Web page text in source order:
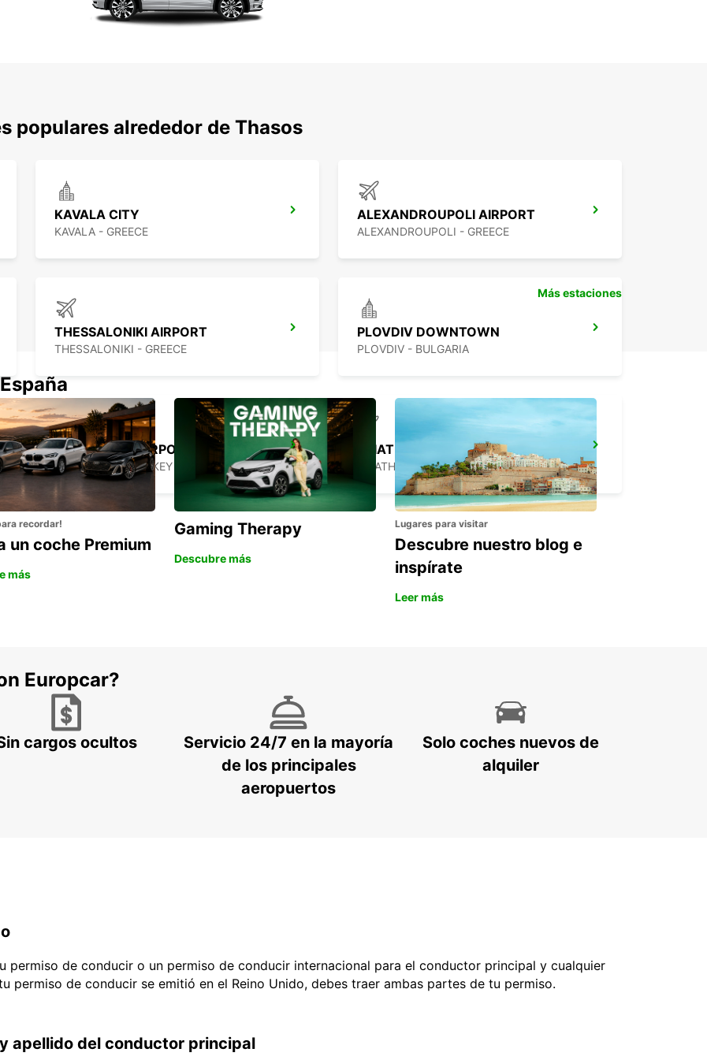
populares alrededor de Thasos
KAVALA CITY
KAVALA - GREECE
ALEXANDROUPOLI AIRPORT
ALEXANDROUPOLI - GREECE
THESSALONIKI AIRPORT
THESSALONIKI - GREECE
PLOVDIV DOWNTOWN
PLOVDIV - BULGARIA
CANAKKALE AIRPORT
CANAKKALE - TURKEY
SKIATHOS AIRPORT
SKIATHOS - GREECE
Más estaciones
recordar!
un coche Premium
más
Gaming Therapy
Descubre más
Lugares para visitar
Descubre nuestro blog e
inspírate
Leer más
Europcar?
cargos ocultos
Servicio 24/7 en la mayoría
de los principales
aeropuertos
Solo coches nuevos de
alquiler
permiso de conducir o un permiso de conducir internacional para el conductor principal y cualquier
permiso de conducir se emitió en el Reino Unido, debes traer ambas partes de tu permiso.
apellido del conductor principal